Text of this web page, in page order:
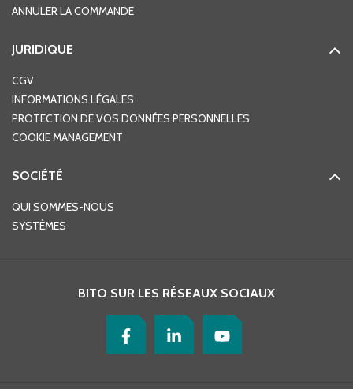
ANNULER LA COMMANDE
JURIDIQUE
CGV
INFORMATIONS LÉGALES
PROTECTION DE VOS DONNÉES PERSONNELLES
COOKIE MANAGEMENT
SOCIÉTÉ
QUI SOMMES-NOUS
SYSTÈMES
BITO SUR LES RÉSEAUX SOCIAUX